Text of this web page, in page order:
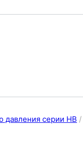
давления серии HB /